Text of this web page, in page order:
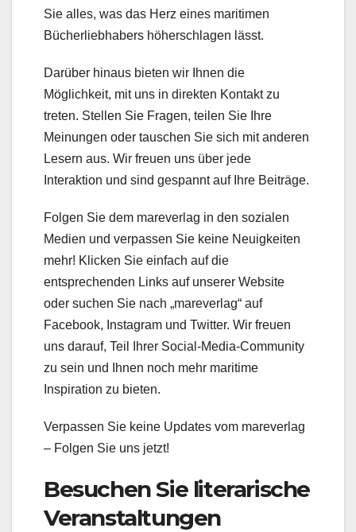
Sie alles, was das Herz eines maritimen
Bücherliebhabers höherschlagen lässt.
Darüber hinaus bieten wir Ihnen die
Möglichkeit, mit uns in direkten Kontakt zu
treten. Stellen Sie Fragen, teilen Sie Ihre
Meinungen oder tauschen Sie sich mit anderen
Lesern aus. Wir freuen uns über jede
Interaktion und sind gespannt auf Ihre Beiträge.
Folgen Sie dem mareverlag in den sozialen
Medien und verpassen Sie keine Neuigkeiten
mehr! Klicken Sie einfach auf die
entsprechenden Links auf unserer Website
oder suchen Sie nach „mareverlag“ auf
Facebook, Instagram und Twitter. Wir freuen
uns darauf, Teil Ihrer Social-Media-Community
zu sein und Ihnen noch mehr maritime
Inspiration zu bieten.
Verpassen Sie keine Updates vom mareverlag
– Folgen Sie uns jetzt!
Besuchen Sie literarische
Veranstaltungen